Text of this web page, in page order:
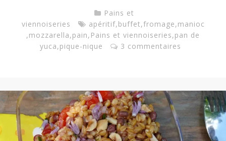
Pains et
viennoiseries
apéritif,buffet,fromage,manioc
,mozzarella,pain, Pains et viennoiseries,pan de
yuca,pique-nique 3 commentaires